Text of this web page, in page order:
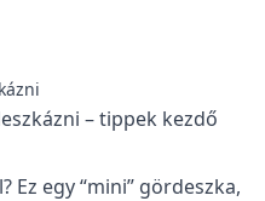
– tippek kezdő
egy “mini” gördeszka,